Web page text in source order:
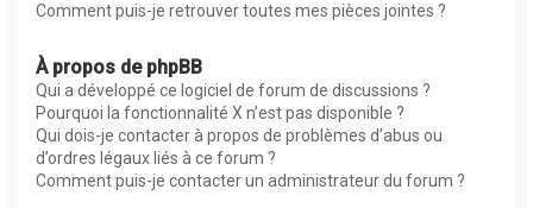
Comment puis-je retrouver toutes mes pièces jointes ?
À propos de phpBB
Qui a développé ce logiciel de forum de discussions ?
Pourquoi la fonctionnalité X n’est pas disponible ?
Qui dois-je contacter à propos de problèmes d’abus ou
d’ordres légaux liés à ce forum ?
Comment puis-je contacter un administrateur du forum ?